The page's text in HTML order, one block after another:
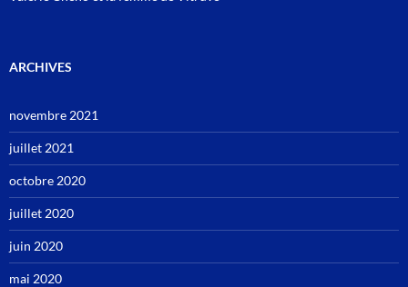
ARCHIVES
novembre 2021
juillet 2021
octobre 2020
juillet 2020
juin 2020
mai 2020